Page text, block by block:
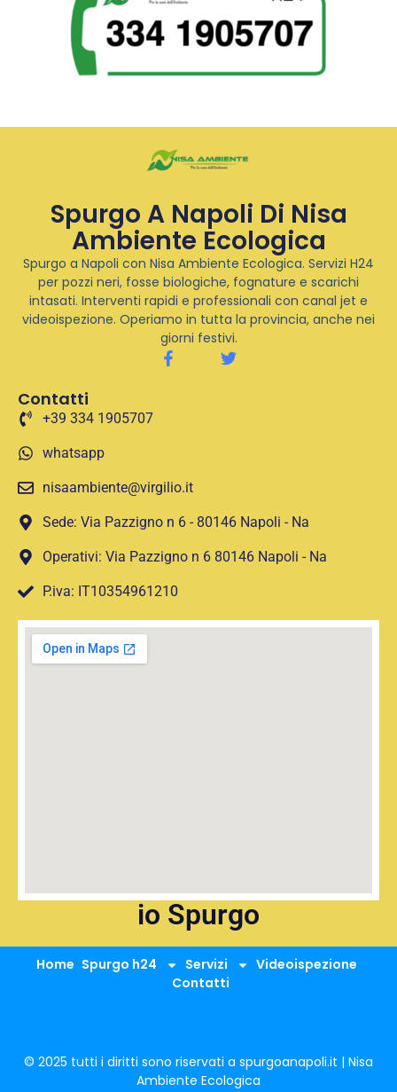
Spurgo A Napoli Di Nisa
Ambiente Ecologica
Spurgo a Napoli con Nisa Ambiente Ecologica. Servizi H24
per pozzi neri, fosse biologiche, fognature e scarichi
intasati. Interventi rapidi e professionali con canal jet e
videoispezione. Operiamo in tutta la provincia, anche nei
giorni festivi.
Contatti
+39 334 1905707
whatsapp
nisaambiente@virgilio.it
Sede: Via Pazzigno n 6 - 80146 Napoli - Na
Operativi: Via Pazzigno n 6 80146 Napoli - Na
P.iva: IT10354961210
io Spurgo
Home Spurgo h24 Servizi
Videoispezione
Contatti
© 2025 tutti i diritti sono riservati a spurgoanapoli.it | Nisa
Ambiente Ecologica